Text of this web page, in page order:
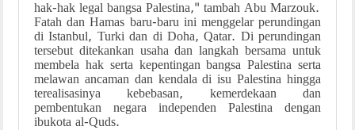
hak-hak legal bangsa Palestina," tambah Abu Marzouk.
Fatah dan Hamas baru-baru ini menggelar perundingan
di Istanbul, Turki dan di Doha, Qatar. Di perundingan
tersebut ditekankan usaha dan langkah bersama untuk
membela hak serta kepentingan bangsa Palestina serta
melawan ancaman dan kendala di isu Palestina hingga
terealisasinya kebebasan, kemerdekaan dan
pembentukan negara independen Palestina dengan
ibukota al-Quds.